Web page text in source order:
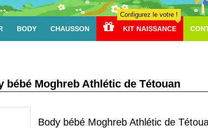
BODY CHAUSSON KIT NAISSANCE
Configurez le votre !
bébé Moghreb Athlétic de Tétouan
Body bébé Moghreb Athlétic de